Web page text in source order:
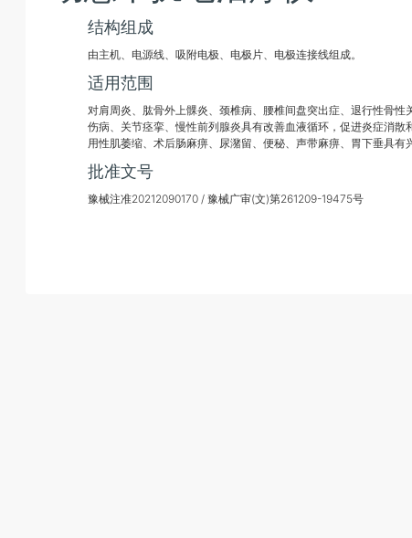
结构组成
由主机、电源线、吸附电极、电极片、电极连接线组成。
适用范围
对肩周炎、肱骨外上髁炎、颈椎病、腰椎间盘突出症、退行性骨
伤病、关节痉挛、慢性前列腺炎具有改善血液循环，促进炎症消
用性肌萎缩、术后肠麻痹、尿潴留、便秘、声带麻痹、胃下垂具有
批准文号
豫械注准20212090170 / 豫械广审(文)第261209-19475号